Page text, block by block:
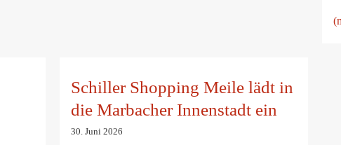
Marbacher Innenstadt ein
Schiller Shopping Meile lädt in
die Marbacher Innenstadt ein
30. Juni 2026